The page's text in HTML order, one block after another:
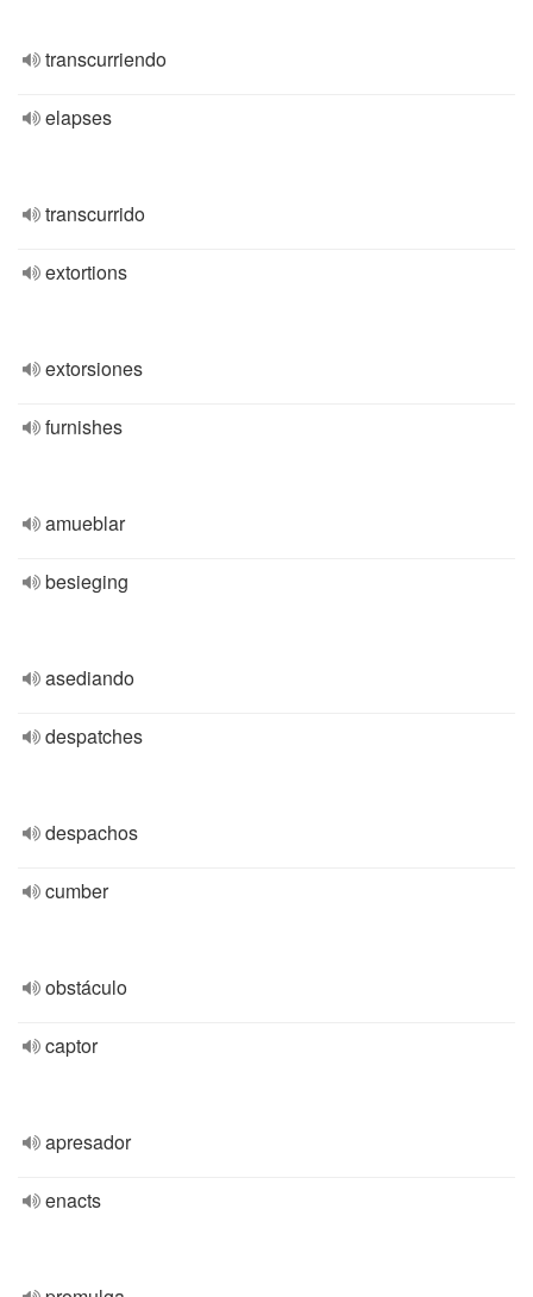
transcurriendo
elapses
transcurrido
extortions
extorsiones
furnishes
amueblar
besieging
asediando
despatches
despachos
cumber
obstáculo
captor
apresador
enacts